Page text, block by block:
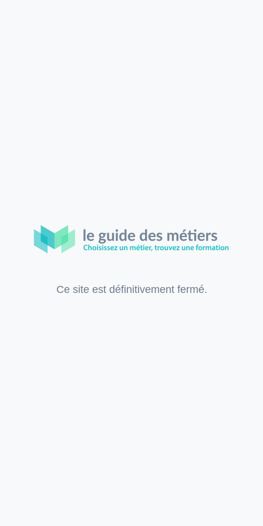
Ce site est définitivement fermé.